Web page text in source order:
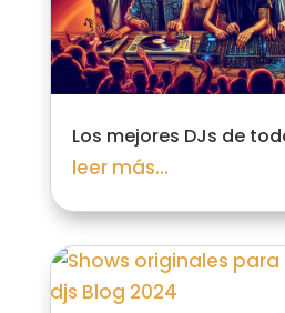
Los mejores DJs de
leer más...